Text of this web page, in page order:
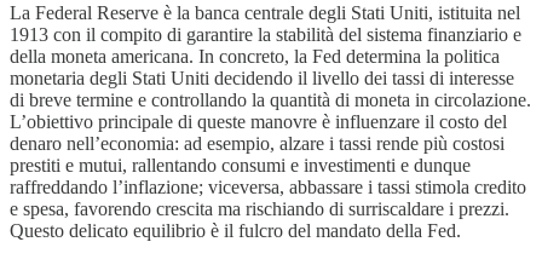
La Federal Reserve è la banca centrale degli Stati Uniti, istituita nel
1913 con il compito di garantire la stabilità del sistema finanziario e
della moneta americana. In concreto, la Fed determina la politica
monetaria degli Stati Uniti decidendo il livello dei tassi di interesse
di breve termine e controllando la quantità di moneta in circolazione.
L’obiettivo principale di queste manovre è influenzare il costo del
denaro nell’economia: ad esempio, alzare i tassi rende più costosi
prestiti e mutui, rallentando consumi e investimenti e dunque
raffreddando l’inflazione; viceversa, abbassare i tassi stimola credito
e spesa, favorendo crescita ma rischiando di surriscaldare i prezzi.
Questo delicato equilibrio è il fulcro del mandato della Fed.